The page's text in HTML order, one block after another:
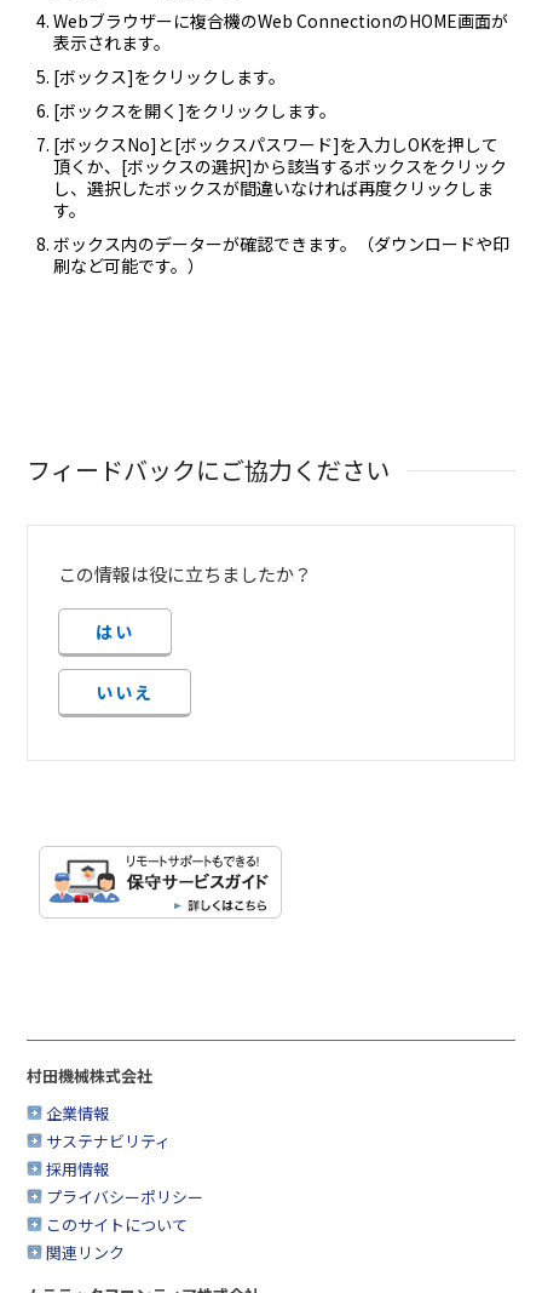
Webブラウザーに複合機のWeb ConnectionのHOME画面が
表示されます。
[ボックス]をクリックします。
[ボックスを開く]をクリックします。
[ボックスNo]と[ボックスパスワード]を入力しOKを押して
頂くか、[ボックスの選択]から該当するボックスをクリック
し、選択したボックスが間違いなければ再度クリックしま
す。
ボックス内のデーターが確認できます。（ダウンロードや印
刷など可能です。）
フィードバックにご協力ください
この情報は役に立ちましたか？
はい
いいえ
村田機械株式会社
企業情報
サステナビリティ
採用情報
プライバシーポリシー
このサイトについて
関連リンク